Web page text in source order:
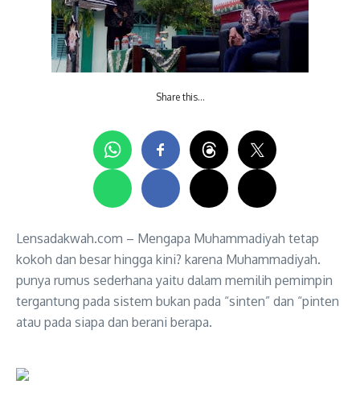
Share this…
Lensadakwah.com – Mengapa Muhammadiyah tetap
kokoh dan besar hingga kini? karena Muhammadiyah.
punya rumus sederhana yaitu dalam memilih pemimpin
tergantung pada sistem bukan pada “sinten” dan “pinten
atau pada siapa dan berani berapa.